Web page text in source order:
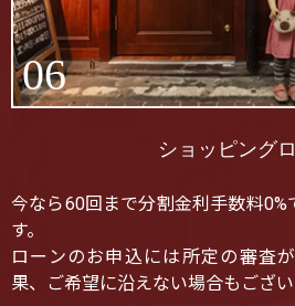
06
ショッピング
今なら60回まで分割金利手数料0%
す。
ローンのお申込には所定の審査
果、ご希望に沿えない場合もござい